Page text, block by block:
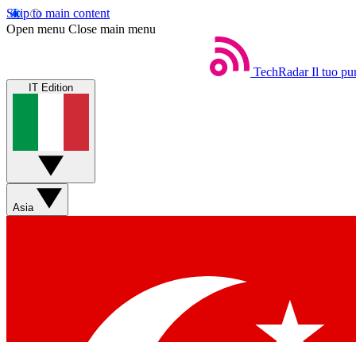
Skip to main content
Open menu Close main menu
TechRadar Il tuo
IT Edition
Asia